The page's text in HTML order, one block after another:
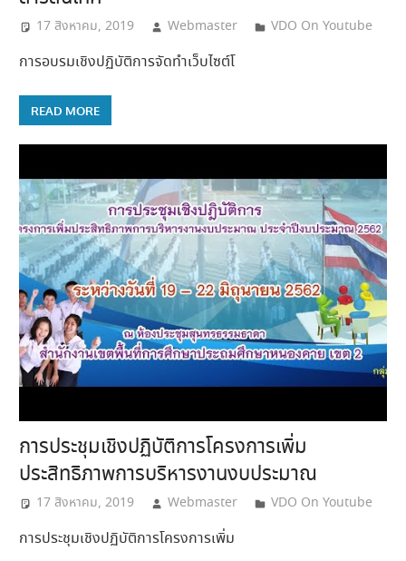
17 สิงหาคม, 2019 Webmaster VDO On Youtube
การอบรมเชิงปฏิบัติการจัดทำเว็บไซต์โ
READ MORE
การประชุมเชิงปฏิบัติการโครงการเพิ่ม
ประสิทธิภาพการบริหารงานงบประมาณ
17 สิงหาคม, 2019 Webmaster VDO On Youtube
การประชุมเชิงปฏิบัติการโครงการเพิ่ม